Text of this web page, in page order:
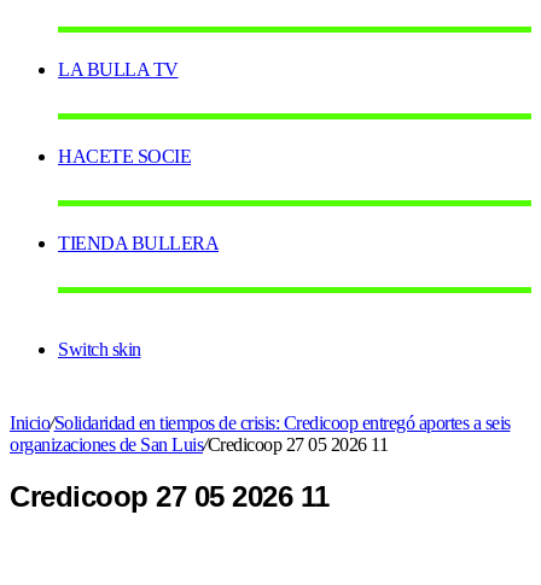
LA BULLA TV
HACETE SOCIE
TIENDA BULLERA
Switch skin
Inicio/Solidaridad en tiempos de crisis: Credicoop entregó aportes a seis
organizaciones de San Luis/Credicoop 27 05 2026 11
Credicoop 27 05 2026 11